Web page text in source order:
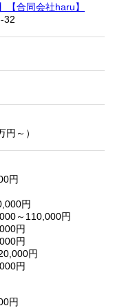
【合同会社haru】
32
円～）
円
円
円
円
円
円
円
円